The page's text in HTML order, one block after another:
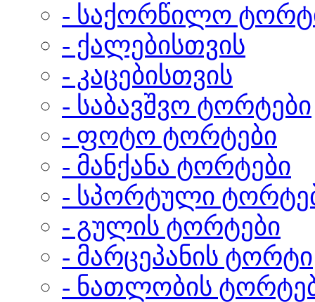
- საქორწილო
- ქალებისთვის
- კაცებისთვის
- საბავშვო ტორტები
- ფოტო ტორტები
- მანქანა ტორტები
- სპორტული
- გულის ტორტები
- მარცეპანის ტორტი
- ნათლობის